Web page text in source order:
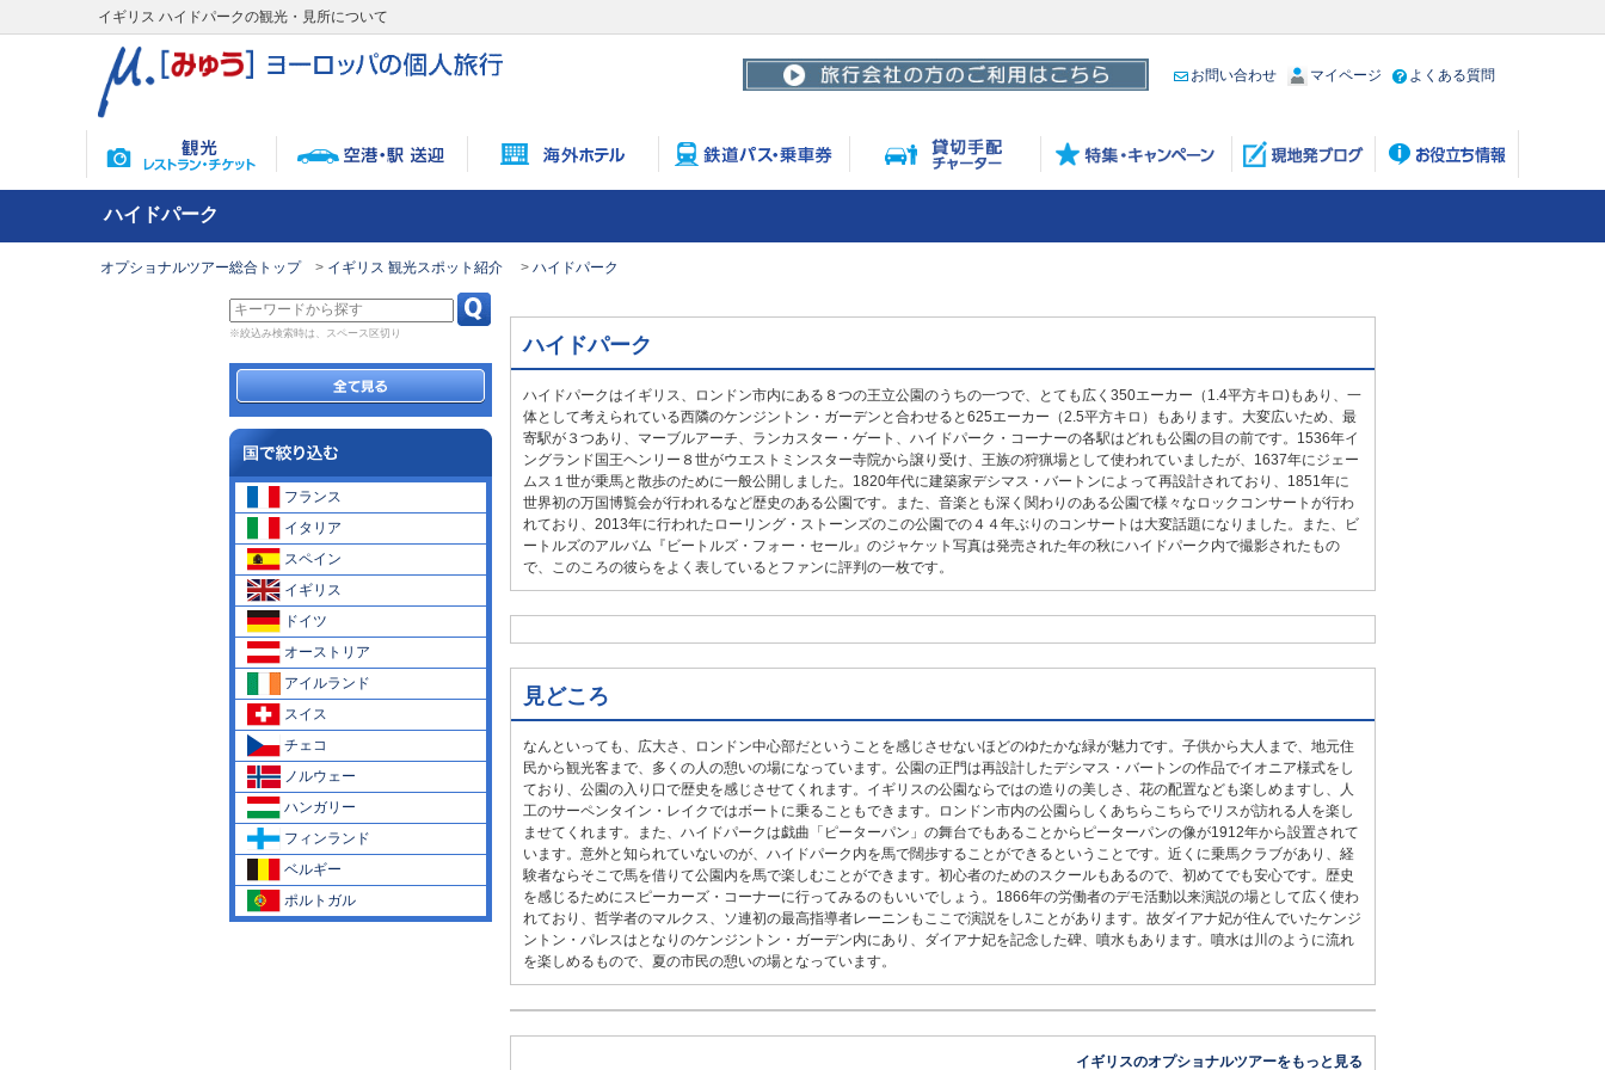
イギリス ハイドパークの観光・見所について
お問い合わせ マイページ よくある質問
ハイドパーク
オプショナルツアー総合トップ イギリス 観光スポット紹介 ハイドパーク
※絞込み検索時は、スペース区切り
フランス
イタリア
スペイン
イギリス
ドイツ
オーストリア
アイルランド
スイス
チェコ
ノルウェー
ハンガリー
フィンランド
ベルギー
ポルトガル
ハイドパーク
ハイドパークはイギリス、ロンドン市内にある８つの王立公園のうちの一つで、とても広く350エーカー（1.4平方キロ)もあり、一
体として考えられている西隣のケンジントン・ガーデンと合わせると625エーカー（2.5平方キロ）もあります。大変広いため、最
寄駅が３つあり、マーブルアーチ、ランカスター・ゲート、ハイドパーク・コーナーの各駅はどれも公園の目の前です。1536年イ
ングランド国王ヘンリー８世がウエストミンスター寺院から譲り受け、王族の狩猟場として使われていましたが、1637年にジェー
ムス１世が乗馬と散歩のために一般公開しました。1820年代に建築家デシマス・バートンによって再設計されており、1851年に
世界初の万国博覧会が行われるなど歴史のある公園です。また、音楽とも深く関わりのある公園で様々なロックコンサートが行わ
れており、2013年に行われたローリング・ストーンズのこの公園での４４年ぶりのコンサートは大変話題になりました。また、ビ
ートルズのアルバム『ビートルズ・フォー・セール』のジャケット写真は発売された年の秋にハイドパーク内で撮影されたもの
で、このころの彼らをよく表しているとファンに評判の一枚です。
見どころ
なんといっても、広大さ、ロンドン中心部だということを感じさせないほどのゆたかな緑が魅力です。子供から大人まで、地元住
民から観光客まで、多くの人の憩いの場になっています。公園の正門は再設計したデシマス・バートンの作品でイオニア様式をし
ており、公園の入り口で歴史を感じさせてくれます。イギリスの公園ならではの造りの美しさ、花の配置なども楽しめますし、人
工のサーペンタイン・レイクではボートに乗ることもできます。ロンドン市内の公園らしくあちらこちらでリスが訪れる人を楽し
ませてくれます。また、ハイドパークは戯曲「ピーターパン」の舞台でもあることからピーターパンの像が1912年から設置されて
います。意外と知られていないのが、ハイドパーク内を馬で闊歩することができるということです。近くに乗馬クラブがあり、経
験者ならそこで馬を借りて公園内を馬で楽しむことができます。初心者のためのスクールもあるので、初めてでも安心です。歴史
を感じるためにスピーカーズ・コーナーに行ってみるのもいいでしょう。1866年の労働者のデモ活動以来演説の場として広く使わ
れており、哲学者のマルクス、ソ連初の最高指導者レーニンもここで演説をしｽことがあります。故ダイアナ妃が住んでいたケンジ
ントン・パレスはとなりのケンジントン・ガーデン内にあり、ダイアナ妃を記念した碑、噴水もあります。噴水は川のように流れ
を楽しめるもので、夏の市民の憩いの場となっています。
イギリスのオプショナルツアーをもっと見る